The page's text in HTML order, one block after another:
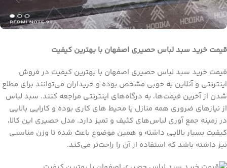
قیمت خرید سبد لباس حصیری اصفهان با بهترین کیفیت
قیمت خرید سبد لباس حصیری اصفهان با بهترین کیفیت در فروش
اینترنتی و آنلاین به خوبی مشخص بوده و خریداران می‌توانند برای مطلع
شدن از آخرین قیمت‌ها، به درگاه‌های اینترنتی مراجعه کنند. سبد لباس
از نیازهای ضروری همه منازل یا محیط‌ های کاری بوده و کارایی بالایی
در زمینه جمع آوری لباس‌های کثیف و تمیز دارد. مدل حصیری این کالا،
کیفیت بسیار بالایی داشته و همین موضوع باعث شده تا وزن مناسبی
نیز داشته باشد که استفاده از آن را راحت‌تر می‌کند.